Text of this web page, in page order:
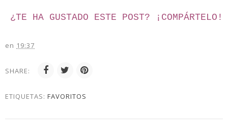
¿TE HA GUSTADO ESTE POST? ¡ COMPÁRTELO!
en 19:37
SHARE:
ETIQUETAS: FAVORITOS